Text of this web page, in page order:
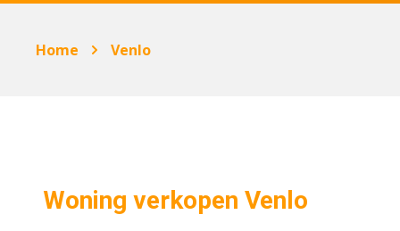
Home Venlo
Woning verkopen Venlo